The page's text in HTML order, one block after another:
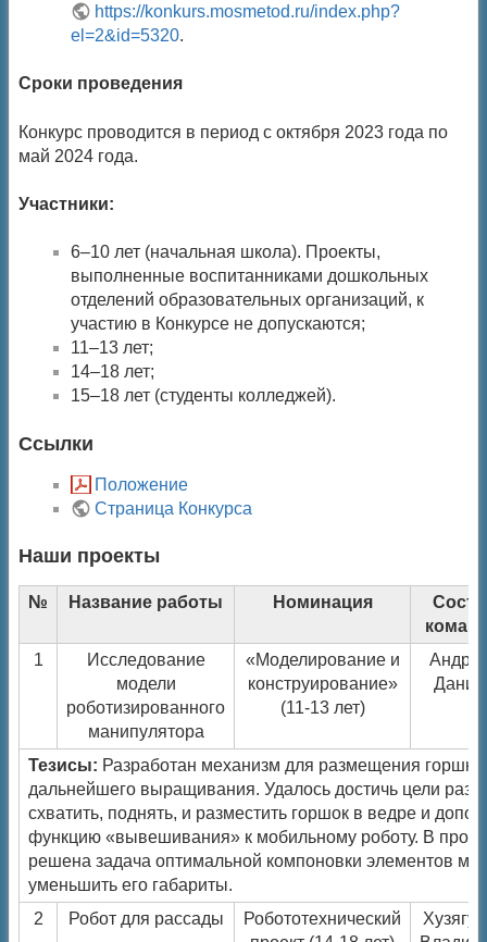
https://konkurs.mosmetod.ru/index.php?
el=2&id=5320.
Сроки проведения
Конкурс проводится в период с октября 2023 года по
май 2024 года.
Участники:
6–10 лет (начальная школа). Проекты,
выполненные воспитанниками дошкольных
отделений образовательных организаций, к
участию в Конкурсе не допускаются;
11–13 лет;
14–18 лет;
15–18 лет (студенты колледжей).
Ссылки
Положение
Страница Конкурса
Наши проекты
№ Название работы Номинация
1
Исследование
модели
роботизированного
манипулятора
«Моделирование и
конструирование»
(11-13 лет)
Тезисы: Разработан механизм для размещения
дальнейшего выращивания. Удалось достичь цели
схватить, поднять, и разместить горшок в ведре и
функцию «вывешивания» к мобильному роботу. В
решена задача оптимальной компоновки элементов
уменьшить его габариты.
2
Робот для рассады
Робототехнический